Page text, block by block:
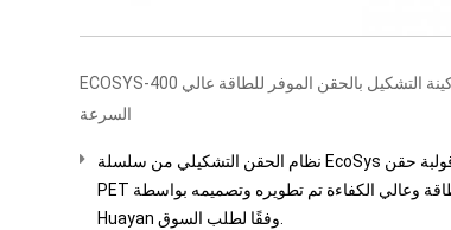
ECOSYS-400 نظام ماكينة التشكيل بالحقن الموفر للطاقة عالي
السرعة
نظام الحقن التشكيلي من سلسلة EcoSys هو نظام قولبة حقن
PET موفر للطاقة وعالي الكفاءة تم تطويره وتصميمه بواسطة
Huayan وفقًا لطلب السوق.